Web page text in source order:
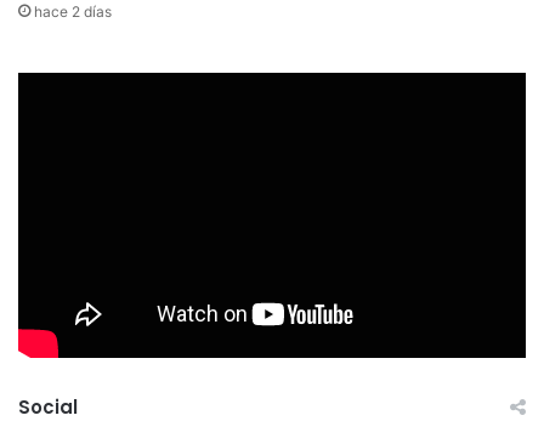
hace 2 días
Social